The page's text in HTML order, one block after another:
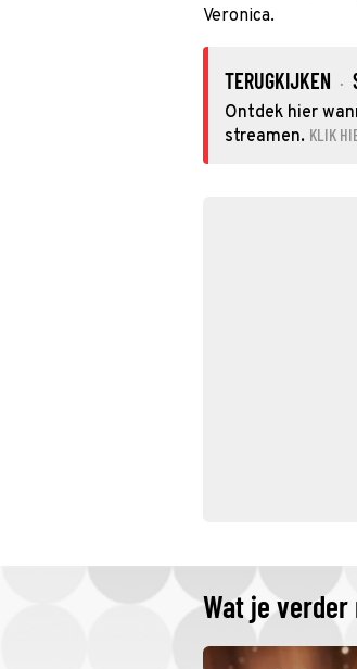
Veronica.
TERUGKIJKEN ·
Ontdek hier
streamen. KLIK
Wat je